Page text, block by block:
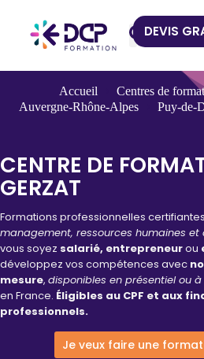
DEVIS
Accueil
Centres de
Auvergne-Rhône-Alpes
Puy-de-
CENTRE DE
GERZAT
Formations professionnelles
management, ressources humaines
vous soyez salarié, entrepreneurou
développez vos compétences avec
mesure, disponibles en présentiel ou
en France. Éligibles au CPF et aux
professionnels.
Je veux faire une